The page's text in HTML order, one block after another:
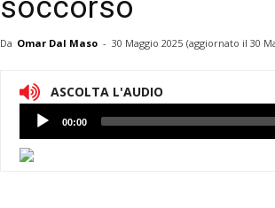
soccorso
Da Omar Dal Maso - 30 Maggio 2025 (aggiornato il 30
ASCOLTA L'AUDIO
Lettore
Audio
00:00